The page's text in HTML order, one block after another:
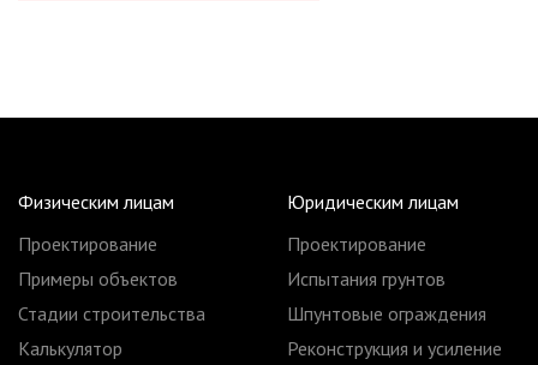
Физическим лицам
Проектирование
Примеры объектов
Стадии строительства
Калькулятор
Юридическим лицам
Проектирование
Испытания грунтов
Шпунтовые ограждения
Реконструкция и усиление